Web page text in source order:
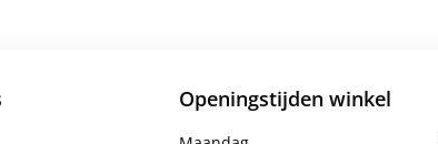
Openingstijden winkel